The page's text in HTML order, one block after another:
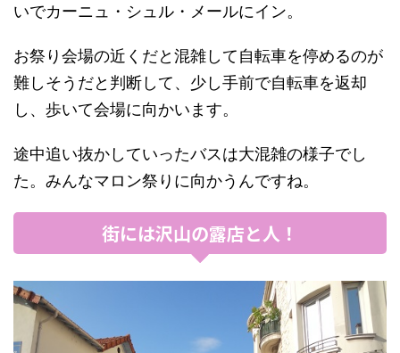
いでカーニュ・シュル・メールにイン。
お祭り会場の近くだと混雑して自転車を停めるのが
難しそうだと判断して、少し手前で自転車を返却
し、歩いて会場に向かいます。
途中追い抜かしていったバスは大混雑の様子でし
た。みんなマロン祭りに向かうんですね。
街には沢山の露店と人！